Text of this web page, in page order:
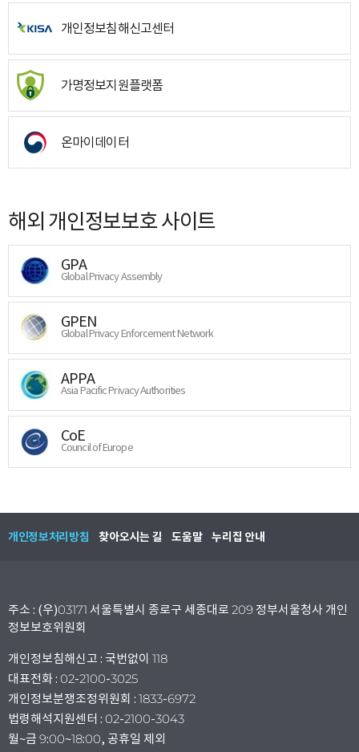
개인정보침해신고센터
가명정보지원플랫폼
온마이데이터
해외 개인정보보호 사이트
GPA
Global Privacy Assembly
GPEN
Global Privacy Enforcement Network
APPA
Asia Pacific Privacy Authorities
CoE
Council of Europe
개인정보처리방침 찾아오시는 길 도움말 누리집 안내
주소 : (우)03171 서울특별시 종로구 세종대로 209 정부서울청사 개인
정보보호위원회
개인정보침해신고 : 국번없이 118
대표전화 : 02-2100-3025
개인정보분쟁조정위원회 : 1833-6972
법령해석지원센터 : 02-2100-3043
월~금 9:00~18:00, 공휴일 제외